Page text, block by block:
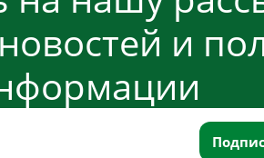
и